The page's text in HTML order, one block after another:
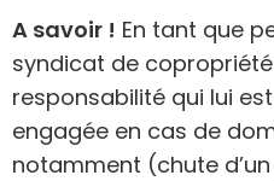
A savoir ! En tant que
syndicat de
responsabilité qui lui
engagée en cas de
notamment (chute